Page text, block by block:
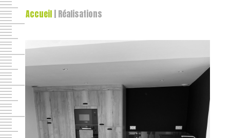
Accueil | Réalisations